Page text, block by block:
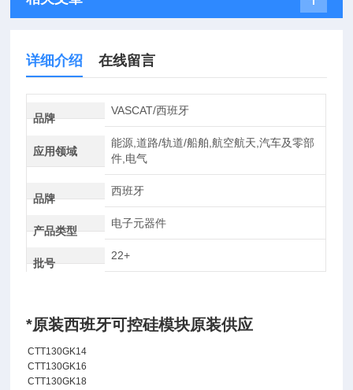
详细介绍 在线留言
品牌
VASCAT/西班牙
应用领域
能源,道路/轨道/船舶,航空航天,汽车及零部
件,电气
品牌
西班牙
产品类型
电子元器件
批号
22+
*原装西班牙可控硅模块原装供应
CTT130GK14
CTT130GK16
CTT130GK18